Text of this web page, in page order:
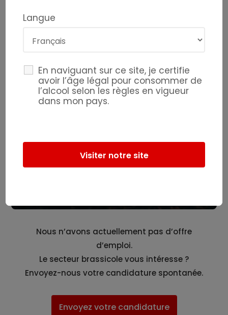
Nous n’avons actuellement pas d’offre
d’emploi.
Le secteur brassicole vous intéresse ?
Envoyez-nous votre candidature spontanée.
Envoyez votre candidature
Langue
En naviguant sur ce site, je certifie
avoir l’âge légal pour consommer de
l’alcool selon les règles en vigueur
dans mon pays.